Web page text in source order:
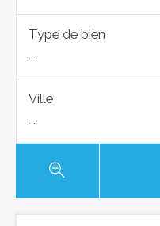
Type de bien
...
Ville
...